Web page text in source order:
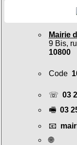
Mairie
9 Bis,
10800
Code
☏ 03
🖷 03
📧
🌐